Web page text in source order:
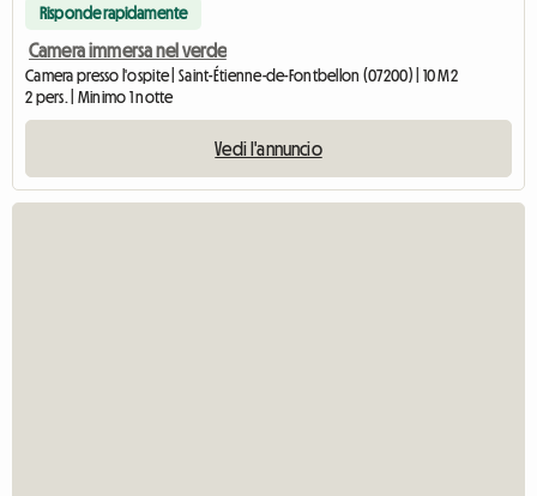
Risponde rapidamente
Camera immersa nel verde
Camera presso l'ospite | Saint-Étienne-de-Fontbellon (07200) | 10 M2
2 pers. | Minimo 1 notte
Vedi l'annuncio